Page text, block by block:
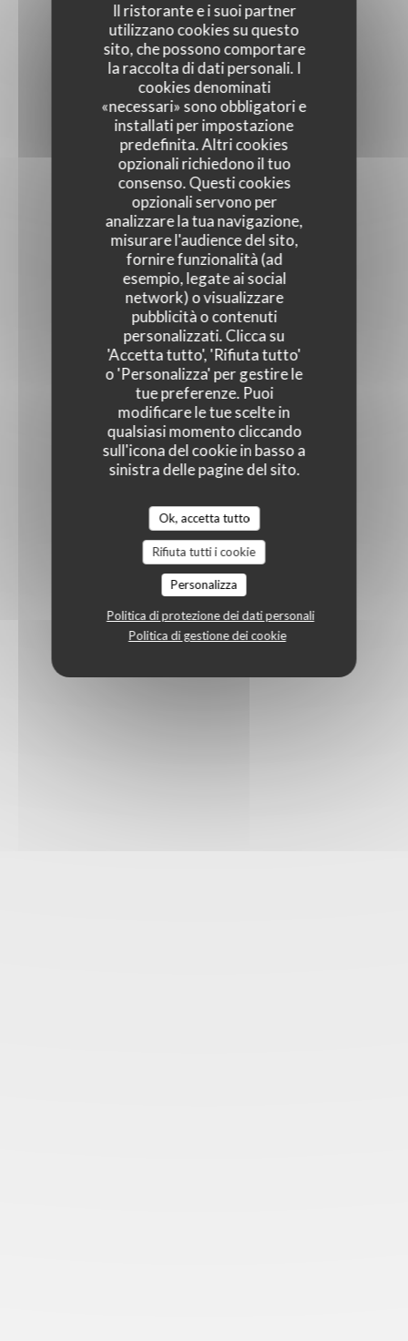
Il ristorante e i suoi partner
utilizzano cookies su questo
sito, che possono comportare
la raccolta di dati personali. I
cookies denominati
«necessari» sono obbligatori e
installati per impostazione
predefinita. Altri cookies
opzionali richiedono il tuo
consenso. Questi cookies
opzionali servono per
analizzare la tua navigazione,
misurare l'audience del sito,
fornire funzionalità (ad
esempio, legate ai social
network) o visualizzare
pubblicità o contenuti
personalizzati. Clicca su
'Accetta tutto', 'Rifiuta tutto'
o 'Personalizza' per gestire le
tue preferenze. Puoi
modificare le tue scelte in
qualsiasi momento cliccando
sull'icona del cookie in basso a
sinistra delle pagine del sito.
Ok, accetta tutto
Rifiuta tutti i cookie
Personalizza
Politica di protezione dei dati personali
Politica di gestione dei cookie